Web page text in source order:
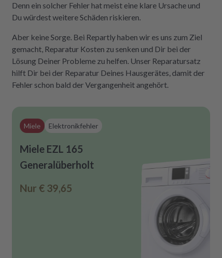
Denn ein solcher Fehler hat meist eine klare Ursache und
Du würdest weitere Schäden riskieren.
Aber keine Sorge. Bei Repartly haben wir es uns zum Ziel
gemacht, Reparatur Kosten zu senken und Dir bei der
Lösung Deiner Probleme zu helfen. Unser Reparatursatz
hilft Dir bei der Reparatur Deines Hausgerätes, damit der
Fehler schon bald der Vergangenheit angehört.
Miele Elektronikfehler
Miele EZL 165
Generalüberholt
Nur € 39,65